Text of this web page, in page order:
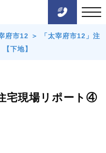
府市12 ＞
「太宰府市12」注
下地】
宅現場リポート④